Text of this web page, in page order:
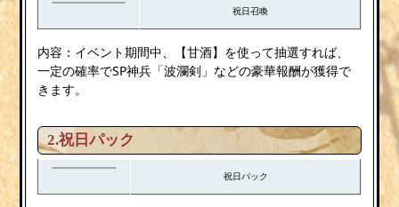
祝日召喚
内容：イベント期間中、【甘酒】を使って抽選すれば、
一定の確率でSP神兵「波瀾剣」などの豪華報酬が獲得で
きます。
2.祝日パック
祝日パック